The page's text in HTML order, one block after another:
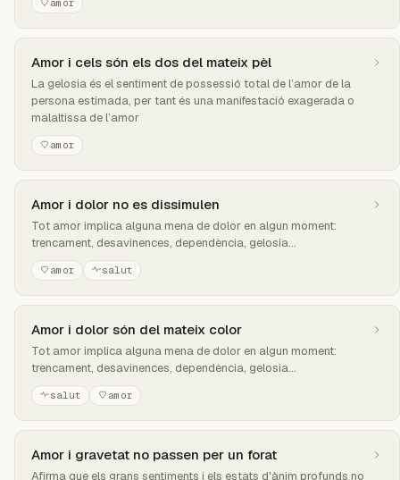
amor
Amor i cels són els dos del mateix pèl
La gelosia és el sentiment de possessió total de l’amor de la
persona estimada, per tant és una manifestació exagerada o
malaltissa de l’amor
amor
Amor i dolor no es dissimulen
Tot amor implica alguna mena de dolor en algun moment:
trencament, desavinences, dependència, gelosia...
amor salut
Amor i dolor són del mateix color
Tot amor implica alguna mena de dolor en algun moment:
trencament, desavinences, dependència, gelosia...
salut amor
Amor i gravetat no passen per un forat
Afirma que els grans sentiments i els estats d'ànim profunds no